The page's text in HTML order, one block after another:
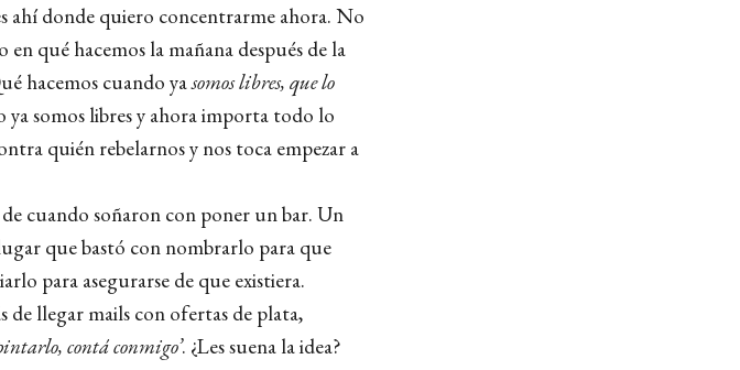
ahí donde quiero concentrarme ahora. No
qué hacemos la mañana después de la
hacemos cuando yasomos libres, que lo
ya somos libres y ahora importa todo lo
quién rebelarnos y nos toca empezar a
cuando soñaron con poner un bar. Un
que bastó con nombrarlo para que
para asegurarse de que existiera.
de llegar mails con ofertas de plata,
contá conmigo’. ¿Les suena la idea?